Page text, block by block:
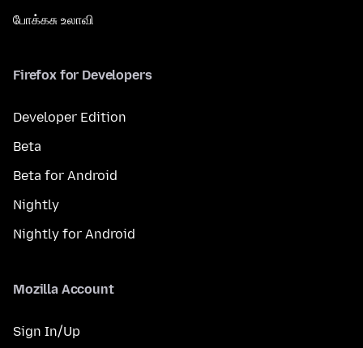
போக்கசு உலாவி
Firefox for Developers
Developer Edition
Beta
Beta for Android
Nightly
Nightly for Android
Mozilla Account
Sign In/Up